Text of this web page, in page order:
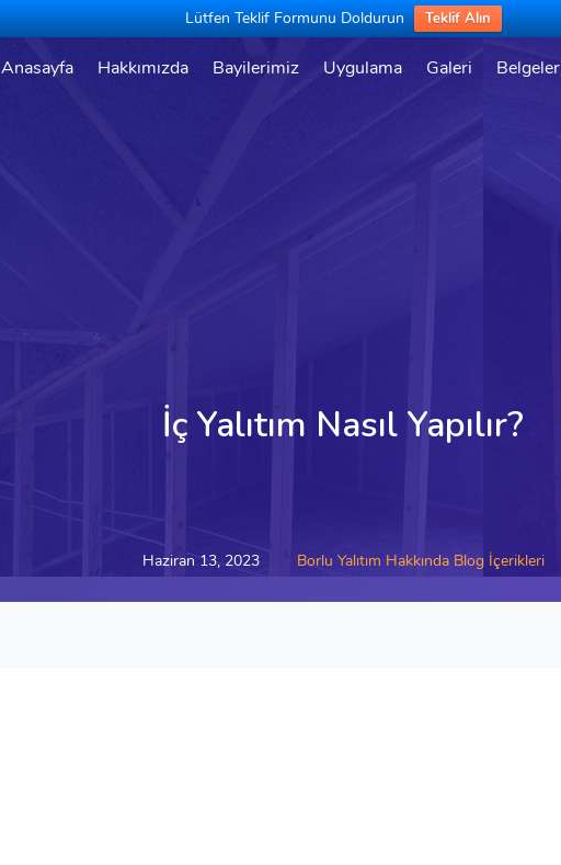
Lütfen Teklif Formunu Doldurun Teklif Alın
Anasayfa Hakkımızda Bayilerimiz Uygulama Galeri Belgeler
İç Yalıtım Nasıl Yapılır?
Haziran 13, 2023 Borlu Yalıtım Hakkında Blog İçerikleri